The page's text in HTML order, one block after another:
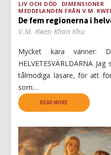
LIV OCH DÖD
DIMENSIONER
MEDDELANDEN FRÅN V.M.
De fem regionerna i
V.M. Kwen Khan Khu
Mycket kära vänner:
HELVETESVÄRLDARNA
tålmodiga läsare, för att
som…
READ MORE